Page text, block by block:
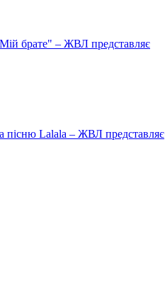
брате" – ЖВЛ представляє
пісню Lalala – ЖВЛ представляє